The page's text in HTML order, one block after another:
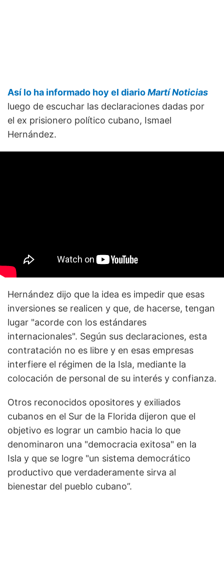
Así lo ha informado hoy el diarioMartí Noticias
luego de escuchar las declaraciones dadas por
el ex prisionero político cubano, Ismael
Hernández.
Hernández dijo que la idea es impedir que esas
inversiones se realicen y que, de hacerse, tengan
lugar "acorde con los estándares
internacionales". Según sus declaraciones, esta
contratación no es libre y en esas empresas
interfiere el régimen de la Isla, mediante la
colocación de personal de su interés y confianza.
Otros reconocidos opositores y exiliados
cubanos en el Sur de la Florida dijeron que el
objetivo es lograr un cambio hacia lo que
denominaron una "democracia exitosa" en la
Isla y que se logre "un sistema democrático
productivo que verdaderamente sirva al
bienestar del pueblo cubano”.